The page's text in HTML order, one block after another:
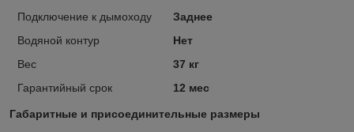
Подключение к дымоходу
Заднее
Водяной контур
Нет
Вес
37 кг
Гарантийный срок
12 мес
Габаритные и присоединительные размеры